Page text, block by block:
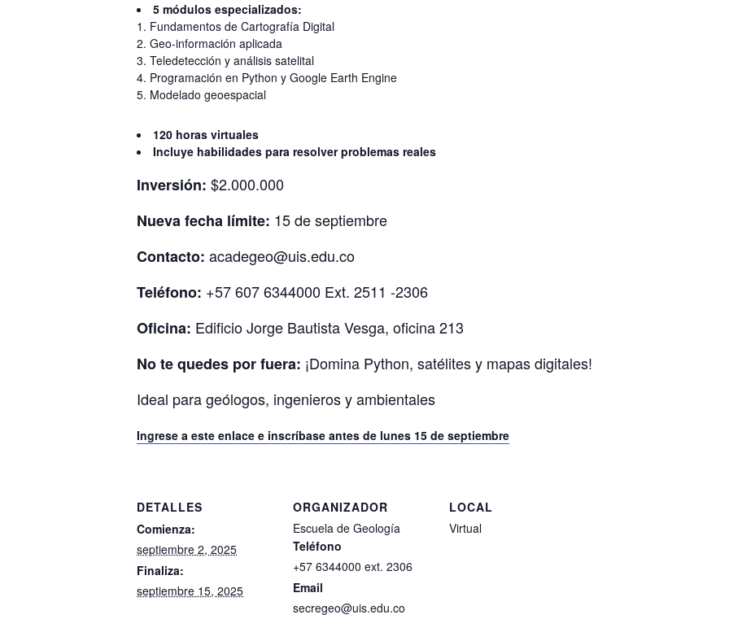
5 módulos especializados:
Fundamentos de Cartografía Digital
Geo-información aplicada
Teledetección y análisis satelital
Programación en Python y Google Earth Engine
Modelado geoespacial
120 horas virtuales
Incluye habilidades para resolver problemas reales
Inversión: $2.000.000
Nueva fecha límite: 15 de septiembre
Contacto: acadegeo@uis.edu.co
Teléfono: +57 607 6344000 Ext. 2511 -2306
Oficina: Edificio Jorge Bautista Vesga, oficina 213
No te quedes por fuera: ¡Domina Python, satélites y mapas digitales!
Ideal para geólogos, ingenieros y ambientales
Ingrese a este enlace e inscríbase antes de lunes 15 de septiembre
DETALLES
Comienza:
septiembre 2, 2025
Finaliza:
septiembre 15, 2025
ORGANIZADOR
Escuela de Geología
Teléfono
+57 6344000 ext. 2306
Email
secregeo@uis.edu.co
LOCAL
Virtual